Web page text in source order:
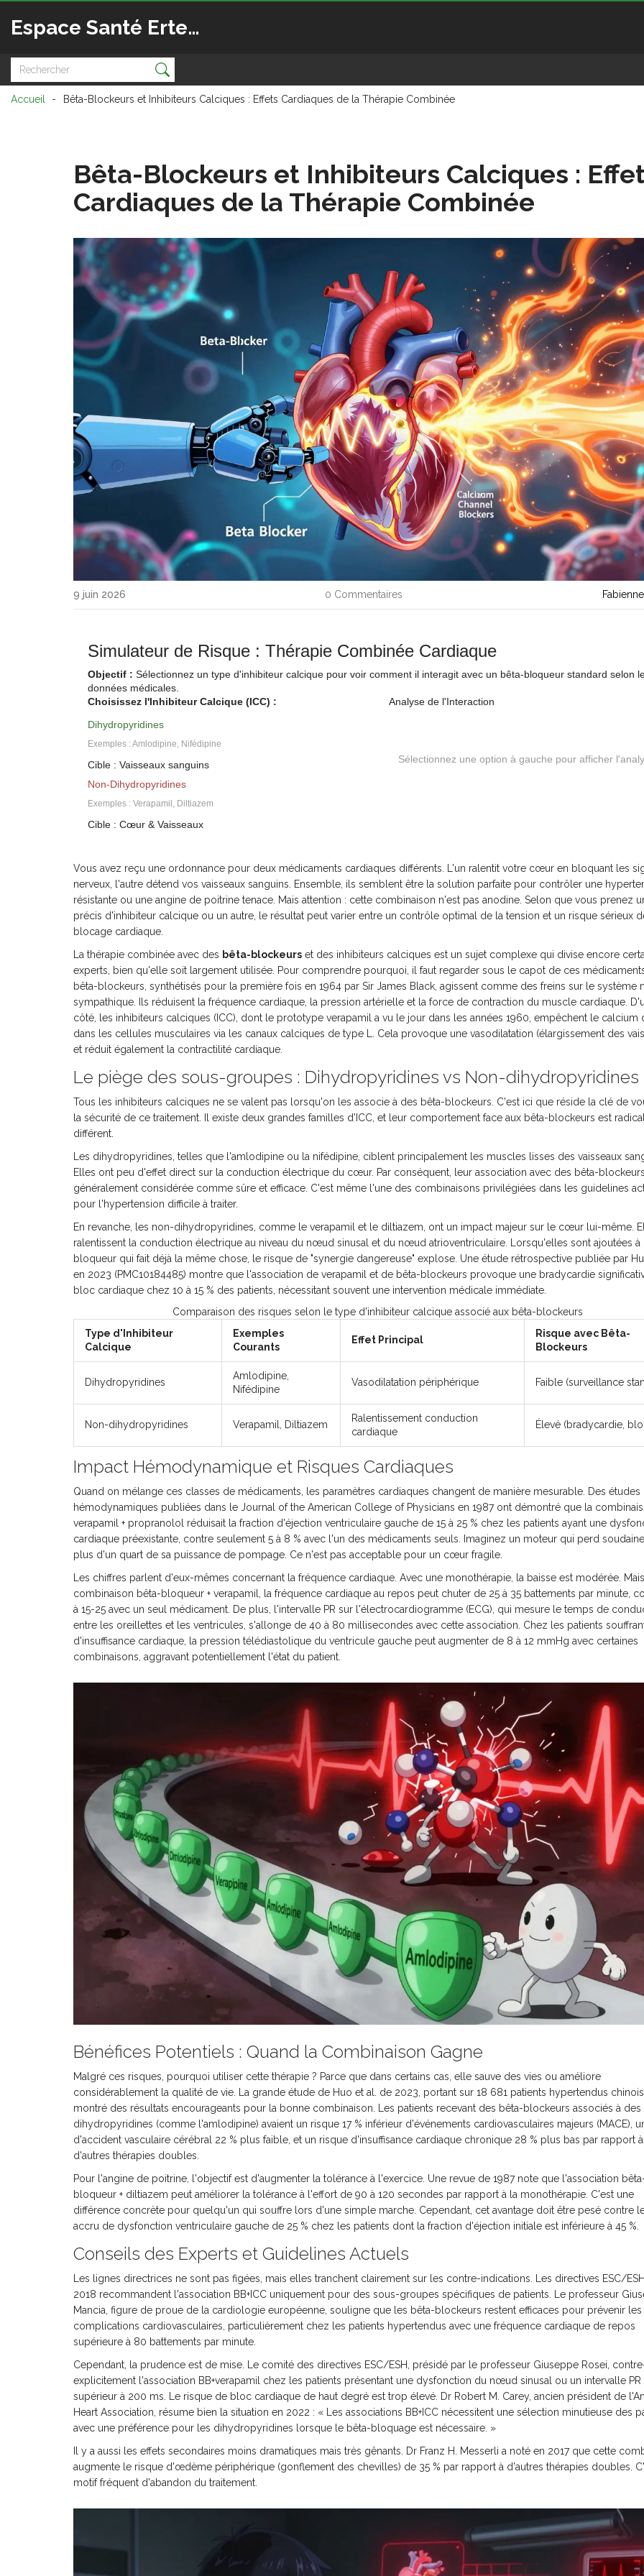
Espace Santé Ertedis
Accueil Bêta-Blockeurs et Inhibiteurs Calciques : Effets Cardiaques de la Thérapie Combinée
Bêta-Blockeurs et Inhibiteurs Calciques :
Cardiaques de la Thérapie Combinée
9 juin 2026 0 Commentaires
Simulateur de Risque : Thérapie Combinée Cardiaque
Objectif : Sélectionnez un type d'inhibiteur calcique pour voir comment il interagit avec un bêta-bloqueur standard selon
données médicales.
Choisissez l'Inhibiteur Calcique (ICC) :
Dihydropyridines
Exemples : Amlodipine, Nifédipine
Cible : Vaisseaux sanguins
Non-Dihydropyridines
Exemples : Verapamil, Diltiazem
Cible : Cœur & Vaisseaux
Analyse de l'Interaction
Sélectionnez une option à gauche pour afficher
Vous avez reçu une ordonnance pour deux médicaments cardiaques différents. L'un ralentit votre cœur en bloquant les
nerveux, l'autre détend vos vaisseaux sanguins. Ensemble, ils semblent être la solution parfaite pour contrôler une
résistante ou une angine de poitrine tenace. Mais attention : cette combinaison n'est pas anodine. Selon que vous prenez
précis d'inhibiteur calcique ou un autre, le résultat peut varier entre un contrôle optimal de la tension et un risque sérieux
blocage cardiaque.
La thérapie combinée avec des bêta-blockeurs et des inhibiteurs calciques est un sujet complexe qui divise encore
experts, bien qu'elle soit largement utilisée. Pour comprendre pourquoi, il faut regarder sous le capot de ces
bêta-blockeurs, synthétisés pour la première fois en 1964 par Sir James Black, agissent comme des freins sur le système
sympathique. Ils réduisent la fréquence cardiaque, la pression artérielle et la force de contraction du muscle cardiaque.
côté, les inhibiteurs calciques (ICC), dont le prototype verapamil a vu le jour dans les années 1960, empêchent le calcium
dans les cellules musculaires via les canaux calciques de type L. Cela provoque une vasodilatation (élargissement des
et réduit également la contractilité cardiaque.
Le piège des sous-groupes : Dihydropyridines vs Non-dihydropyridines
Tous les inhibiteurs calciques ne se valent pas lorsqu'on les associe à des bêta-blockeurs. C'est ici que réside la clé de
la sécurité de ce traitement. Il existe deux grandes familles d'ICC, et leur comportement face aux bêta-blockeurs est
différent.
Les dihydropyridines , telles que l'amlodipine ou la nifédipine , ciblent principalement les muscles lisses des vaisseaux
Elles ont peu d'effet direct sur la conduction électrique du cœur. Par conséquent, leur association avec des bêta-
généralement considérée comme sûre et efficace. C'est même l'une des combinaisons privilégiées dans les guidelines
pour l'hypertension difficile à traiter.
En revanche, les non-dihydropyridines , comme le verapamil et le diltiazem , ont un impact majeur sur le cœur lui-même.
ralentissent la conduction électrique au niveau du nœud sinusal et du nœud atrioventriculaire. Lorsqu'elles sont ajoutées à
bloqueur qui fait déjà la même chose, le risque de "synergie dangereuse" explose. Une étude rétrospective publiée par
en 2023 (PMC10184485) montre que l'association de verapamil et de bêta-blockeurs provoque une bradycardie
bloc cardiaque chez 10 à 15 % des patients, nécessitant souvent une intervention médicale immédiate.
Comparaison des risques selon le type d'inhibiteur calcique associé aux bêta-blockeurs
Type d'Inhibiteur
Calcique
Exemples
Courants
Effet Principal
Risque avec Bêta-
Blockeurs
Dihydropyridines
Amlodipine,
Nifédipine
Vasodilatation périphérique Faible (surveillance
Non-dihydropyridines Verapamil, Diltiazem
Ralentissement conduction
cardiaque
Élevé (bradycardie,
Impact Hémodynamique et Risques Cardiaques
Quand on mélange ces classes de médicaments, les paramètres cardiaques changent de manière mesurable. Des études
hémodynamiques publiées dans le Journal of the American College of Physicians en 1987 ont démontré que la
verapamil + propranolol réduisait la fraction d'éjection ventriculaire gauche de 15 à 25 % chez les patients ayant une
cardiaque préexistante, contre seulement 5 à 8 % avec l'un des médicaments seuls. Imaginez un moteur qui perd
plus d'un quart de sa puissance de pompage. Ce n'est pas acceptable pour un cœur fragile.
Les chiffres parlent d'eux-mêmes concernant la fréquence cardiaque. Avec une monothérapie, la baisse est modérée.
combinaison bêta-bloqueur + verapamil, la fréquence cardiaque au repos peut chuter de 25 à 35 battements par minute,
à 15-25 avec un seul médicament. De plus, l'intervalle PR sur l'électrocardiogramme (ECG), qui mesure le temps de
entre les oreillettes et les ventricules, s'allonge de 40 à 80 millisecondes avec cette association. Chez les patients
d'insuffisance cardiaque, la pression télédiastolique du ventricule gauche peut augmenter de 8 à 12 mmHg avec certaines
combinaisons, aggravant potentiellement l'état du patient.
Bénéfices Potentiels : Quand la Combinaison Gagne
Malgré ces risques, pourquoi utiliser cette thérapie ? Parce que dans certains cas, elle sauve des vies ou améliore
considérablement la qualité de vie. La grande étude de Huo et al. de 2023, portant sur 18 681 patients hypertendus
montré des résultats encourageants pour la bonne combinaison. Les patients recevant des bêta-blockeurs associés à des
dihydropyridines (comme l'amlodipine) avaient un risque 17 % inférieur d'événements cardiovasculaires majeurs (MACE),
d'accident vasculaire cérébral 22 % plus faible, et un risque d'insuffisance cardiaque chronique 28 % plus bas par rapport à
d'autres thérapies doubles.
Pour l'angine de poitrine, l'objectif est d'augmenter la tolérance à l'exercice. Une revue de 1987 note que l'association
bloqueur + diltiazem peut améliorer la tolérance à l'effort de 90 à 120 secondes par rapport à la monothérapie. C'est une
différence concrète pour quelqu'un qui souffre lors d'une simple marche. Cependant, cet avantage doit être pesé contre
accru de dysfonction ventriculaire gauche de 25 % chez les patients dont la fraction d'éjection initiale est inférieure à 45 %.
Conseils des Experts et Guidelines Actuels
Les lignes directrices ne sont pas figées, mais elles tranchent clairement sur les contre-indications. Les directives ESC/
2018 recommandent l'association BB+ICC uniquement pour des sous-groupes spécifiques de patients. Le professeur
Mancia, figure de proue de la cardiologie européenne, souligne que les bêta-blockeurs restent efficaces pour prévenir les
complications cardiovasculaires, particulièrement chez les patients hypertendus avec une fréquence cardiaque de repos
supérieure à 80 battements par minute.
Cependant, la prudence est de mise. Le comité des directives ESC/ESH, présidé par le professeur Giuseppe Rosei,
explicitement l'association BB+verapamil chez les patients présentant une dysfonction du nœud sinusal ou un intervalle PR
supérieur à 200 ms. Le risque de bloc cardiaque de haut degré est trop élevé. Dr Robert M. Carey, ancien président de
Heart Association, résume bien la situation en 2022 : « Les associations BB+ICC nécessitent une sélection minutieuse des
avec une préférence pour les dihydropyridines lorsque le bêta-bloquage est nécessaire. »
Il y a aussi les effets secondaires moins dramatiques mais très gênants. Dr Franz H. Messerli a noté en 2017 que cette
augmente le risque d'œdème périphérique (gonflement des chevilles) de 35 % par rapport à d'autres thérapies doubles.
motif fréquent d'abandon du traitement.